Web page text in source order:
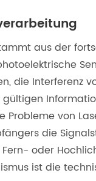
aus der
die Interferenz
Probleme von
die
oder
ist die